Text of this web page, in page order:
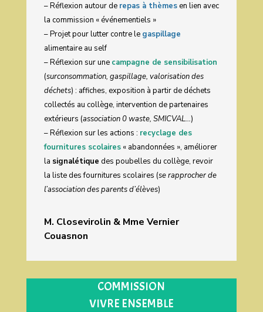
– Réflexion autour de repas à thèmesen lien avec
la commission « événementiels »
– Projet pour lutter contre le gaspillage
alimentaire au self
– Réflexion sur une campagne de sensibilisation
(surconsommation, gaspillage, valorisation des
déchets) : affiches, exposition à partir de déchets
collectés au collège, intervention de partenaires
extérieurs (association 0 waste, SMICVAL…)
– Réflexion sur les actions : recyclage des
fournitures scolaires« abandonnées », améliorer
la signalétique des poubelles du collège, revoir
la liste des fournitures scolaires (se rapprocher de
l’association des parents d’élèves)
M. Closevirolin & Mme Vernier
Couasnon
COMMISSION
VIVRE ENSEMBLE